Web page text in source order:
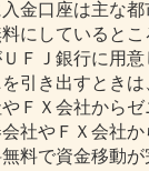
金口座は主な
にしていると
ＦＪ銀行に用
引き出すとき
ＦＸ会社から
社やＦＸ会社
料で資金移動